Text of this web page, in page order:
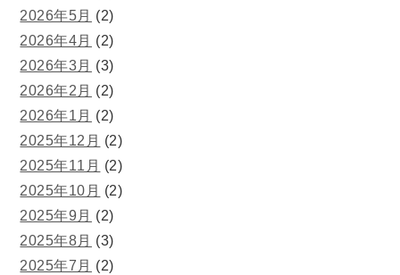
2026年5月 (2)
2026年4月 (2)
2026年3月 (3)
2026年2月 (2)
2026年1月 (2)
2025年12月 (2)
2025年11月 (2)
2025年10月 (2)
2025年9月 (2)
2025年8月 (3)
2025年7月 (2)